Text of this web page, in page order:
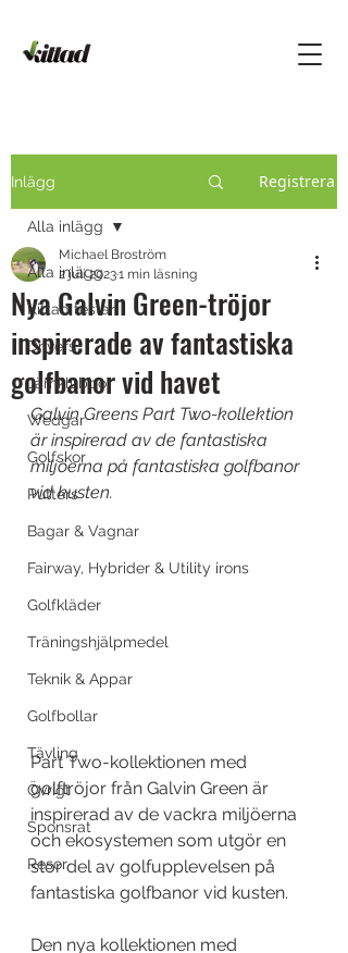
Inlägg Registrera
Alla inlägg
Kittad testar
Drivers
Järnklubbor
Wedgar
Golfskor
Putters
Bagar & Vagnar
Fairway, Hybrider & Utility irons
Golfkläder
Träningshjälpmedel
Teknik & Appar
Golfbollar
Tävling
Övrigt
Sponsrat
Resor
Alla inlägg
Nya Galvin Green-tröjor
inspirerade av fantastiska
golfbanor vid havet
Michael Broström
2 juli 20231 min läsning
Galvin Greens Part Two-kollektion
är inspirerad av de fantastiska
miljöerna på fantastiska golfbanor
vid kusten.
Part Two-kollektionen med
golftröjor från Galvin Green är
inspirerad av de vackra miljöerna
och ekosystemen som utgör en
stor del av golfupplevelsen på
fantastiska golfbanor vid kusten.
Den nya kollektionen med